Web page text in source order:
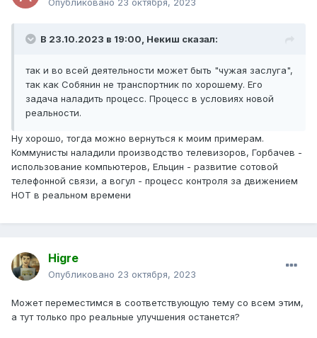
Опубликовано 23 октября, 2023
В 23.10.2023 в 19:00, Некиш сказал:
так и во всей деятельности может быть "чужая заслуга",
так как Собянин не транспортник по хорошему. Его
задача наладить процесс. Процесс в условиях новой
реальности.
Ну хорошо, тогда можно вернуться к моим примерам.
Коммунисты наладили производство телевизоров, Горбачев -
использование компьютеров, Ельцин - развитие сотовой
телефонной связи, а вогул - процесс контроля за движением
НОТ в реальном времени
Higre
Опубликовано 23 октября, 2023
Может переместимся в соответствующую тему со всем этим,
а тут только про реальные улучшения останется?